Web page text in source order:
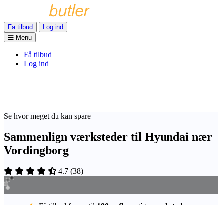
Få tilbud
Log ind
Menu
Få tilbud
Log ind
Se hvor meget du kan spare
Sammenlign værksteder til Hyundai nær
Vordingborg
4.7 (38)